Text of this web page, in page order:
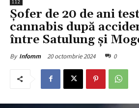
112
Șofer de 20 de ani
cannabis după
între Satulung și
By Infomm 20 octombrie 2024 0